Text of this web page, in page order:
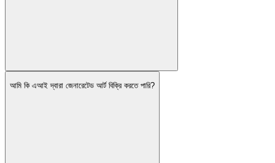
আমি কি এআই দ্বারা জেনারেটেড আর্ট বিক্রি করতে পারি?